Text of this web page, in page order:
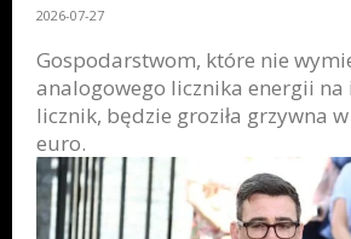
2026-07-27
Gospodarstwom, które nie
analogowego licznika energii
licznik, będzie groziła grzywna
euro.